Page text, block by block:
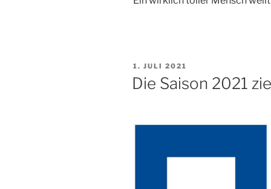
VERÖFFENTLICHT
AM
1. JULI 2021
Die Saison 2021